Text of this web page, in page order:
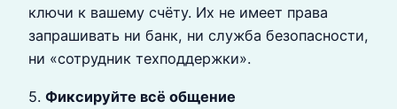
ключи к вашему счёту. Их не имеет права
запрашивать ни банк, ни служба безопасности,
ни «сотрудник техподдержки».
5. Фиксируйте всё общение